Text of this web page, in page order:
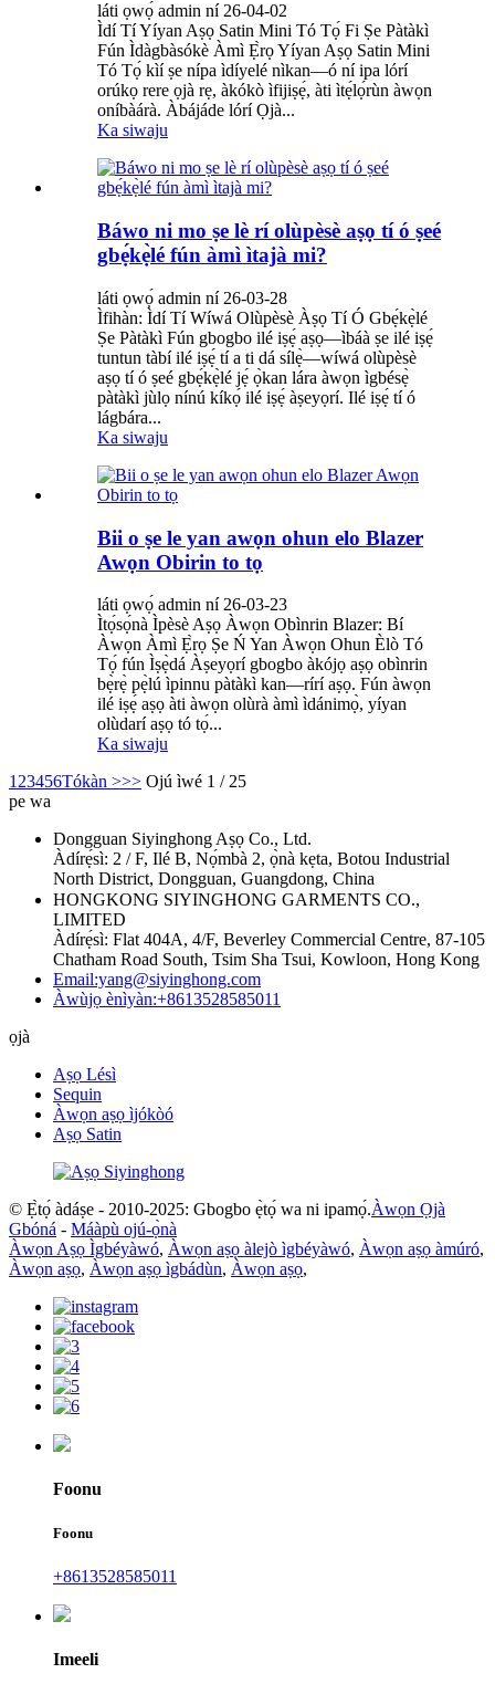
láti ọwọ́ admin ní 26-04-02
Ìdí Tí Yíyan Aṣọ Satin Mini Tó Tọ́ Fi Ṣe Pàtàkì
Fún Ìdàgbàsókè Àmì Ẹ̀rọ Yíyan Aṣọ Satin Mini
Tó Tọ́ kìí ṣe nípa ìdíyelé nìkan—ó ní ipa lórí
orúkọ rere ọjà rẹ, àkókò ìfijiṣẹ́, àti ìtẹ́lọ́rùn àwọn
oníbàárà. Àbájáde lórí Ọjà...
Ka siwaju
Báwo ni mo ṣe lè rí olùpèsè aṣọ tí ó ṣeé
gbẹ́kẹ̀lé fún àmì ìtajà mi?
láti ọwọ́ admin ní 26-03-28
Ìfihàn: Ìdí Tí Wíwá Olùpèsè Àṣọ Tí Ó Gbẹ́kẹ̀lé
Ṣe Pàtàkì Fún gbogbo ilé iṣẹ́ aṣọ—ìbáà ṣe ilé iṣẹ́
tuntun tàbí ilé iṣẹ́ tí a ti dá sílẹ̀—wíwá olùpèsè
aṣọ tí ó ṣeé gbẹ́kẹ̀lé jẹ́ ọ̀kan lára ​​​​àwọn ìgbésẹ̀
pàtàkì jùlọ nínú kíkọ́ ilé iṣẹ́ àṣeyọrí. Ilé iṣẹ́ tí ó
lágbára...
Ka siwaju
Bii o ṣe le yan awọn ohun elo Blazer
Awọn Obirin to tọ
láti ọwọ́ admin ní 26-03-23
Ìtọ́sọ́nà Ìpèsè Aṣọ Àwọn Obìnrin Blazer: Bí
Àwọn Àmì Ẹ̀rọ Ṣe Ń Yan Àwọn Ohun Èlò Tó
Tọ́ fún Ìṣẹ̀dá Àṣeyọrí gbogbo àkójọ aṣọ obìnrin
bẹ̀rẹ̀ pẹ̀lú ìpinnu pàtàkì kan—rírí aṣọ. Fún àwọn
ilé iṣẹ́ aṣọ àti àwọn olùrà àmì ìdánimọ̀, yíyan
olùdarí aṣọ tó tọ́...
Ka siwaju
1 23456Tókàn >>> Ojú ìwé 1 / 25
pe wa
Dongguan Siyinghong Aṣọ Co., Ltd.
Àdírẹ́sì: 2 / F, Ilé B, Nọ́mbà 2, ọ̀nà kẹta, Botou Industrial
North District, Dongguan, Guangdong, China
HONGKONG SIYINGHONG GARMENTS CO.,
LIMITED
Àdírẹ́sì: Flat 404A, 4/F, Beverley Commercial Centre, 87-105
Chatham Road South, Tsim Sha Tsui, Kowloon, Hong Kong
Email:yang@siyinghong.com
Àwùjọ ènìyàn:+8613528585011
ọjà
Aṣọ Lésì
Sequin
Àwọn aṣọ ìjókòó
Aṣọ Satin
© Ẹ̀tọ́ àdáṣe - 2010-2025: Gbogbo ẹ̀tọ́ wa ni ipamọ́.Àwọn Ọjà
Gbóná - Máàpù ojú-ọ̀nà
Àwọn Aṣọ Ìgbéyàwó, Àwọn aṣọ àlejò ìgbéyàwó, Àwọn aṣọ àmúró,
Àwọn aṣọ, Àwọn aṣọ ìgbádùn, Àwọn aṣọ,
Foonu
Foonu
+8613528585011
Imeeli